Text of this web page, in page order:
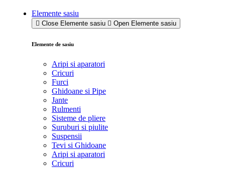
Elemente sasiu
Close Elemente sasiu Open Elemente sasiu
Elemente de sasiu
Aripi si aparatori
Cricuri
Furci
Ghidoane si Pipe
Jante
Rulmenti
Sisteme de pliere
Suruburi si piulite
Suspensii
Tevi si Ghidoane
Aripi si aparatori
Cricuri